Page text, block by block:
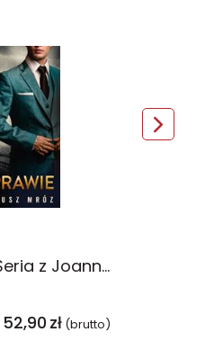
Bezprawie. Seria z Joanną Chyłką. Tom 20
52,90 zł (brutto)